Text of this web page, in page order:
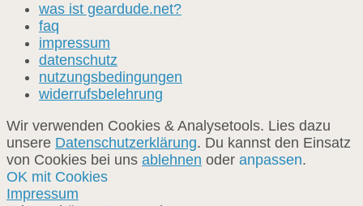
was ist geardude.net?
faq
impressum
datenschutz
nutzungsbedingungen
widerrufsbelehrung
Wir verwenden Cookies & Analysetools. Lies dazu
unsere Datenschutzerklärung. Du kannst den Einsatz
von Cookies bei uns ablehnen oder anpassen.
OK mit Cookies
Impressum